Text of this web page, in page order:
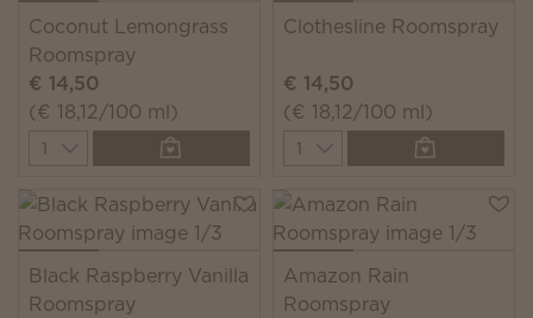
Coconut Lemongrass
Roomspray
€ 14,50
(€ 18,12/100 ml)
Quantity
Clothesline Roomspray
€ 14,50
(€ 18,12/100 ml)
Quantity
Black Raspberry Vanilla
Roomspray
Amazon Rain
Roomspray